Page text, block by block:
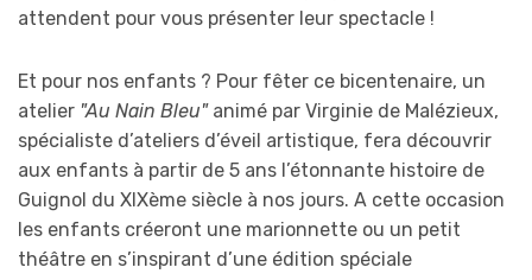
attendent pour vous présenter leur spectacle !
Et pour nos enfants ? Pour fêter ce bicentenaire, un
atelier "Au Nain Bleu"animé par Virginie de Malézieux,
spécialiste d’ateliers d’éveil artistique, fera découvrir
aux enfants à partir de 5 ans l’étonnante histoire de
Guignol du XIXème siècle à nos jours. A cette occasion
les enfants créeront une marionnette ou un petit
théâtre en s’inspirant d’une édition spéciale